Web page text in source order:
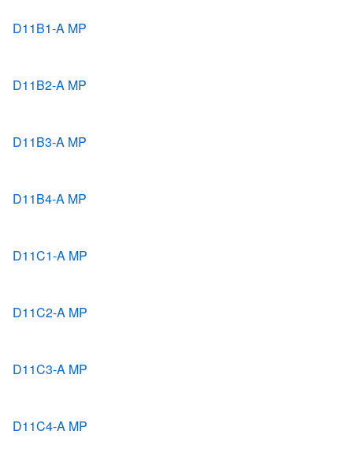
D11B1-A MP
D11B2-A MP
D11B3-A MP
D11B4-A MP
D11C1-A MP
D11C2-A MP
D11C3-A MP
D11C4-A MP